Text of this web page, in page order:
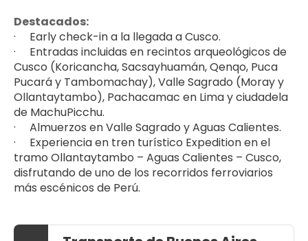
Destacados:
·     Early check-in a la llegada a Cusco.
·     Entradas incluidas en recintos arqueológicos de
Cusco (Koricancha, Sacsayhuamán, Qenqo, Puca
Pucará y Tambomachay), Valle Sagrado (Moray y
Ollantaytambo), Pachacamac en Lima y ciudadela
de MachuPicchu.
·     Almuerzos en Valle Sagrado y Aguas Calientes.
·     Experiencia en tren turístico Expedition en el
tramo Ollantaytambo – Aguas Calientes – Cusco,
disfrutando de uno de los recorridos ferroviarios
más escénicos de Perú.